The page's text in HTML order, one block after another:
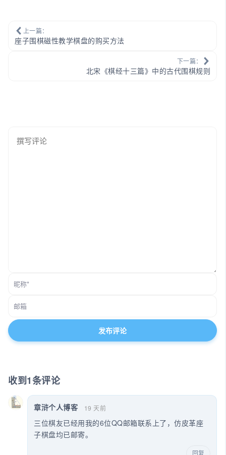
上一篇：
座子围棋磁性教学棋盘的购买方法
下一篇：
北宋《棋经十三篇》中的古代围棋规则
收到1条评论
章浒个人博客 19 天前
三位棋友已经用我的6位QQ邮箱联系上了，仿皮革座
子棋盘均已邮寄。
回复